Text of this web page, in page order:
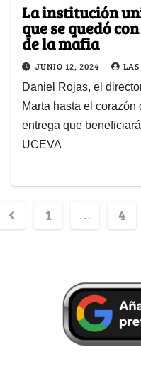
La institución
que se quedó
de la mafia
JUNIO 12, 2024
Daniel Rojas, el
Marta hasta el
entrega que
UCEVA
1 … 4